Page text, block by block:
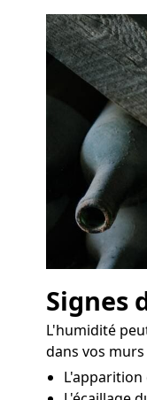
Signes
L'humidité
dans vos murs